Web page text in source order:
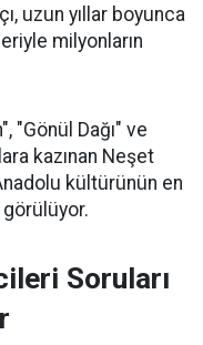
uzun yıllar boyunca
milyonların
"Gönül Dağı" ve
kazınan Neşet
kültürünün en
görülüyor.
Soruları